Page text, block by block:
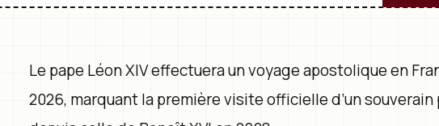
Le pape Léon XIV effectuera un voyage apostolique en
2026, marquant la première visite officielle d’un